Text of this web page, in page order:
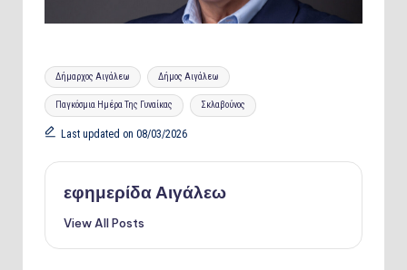
Tags:
Δήμαρχος Αιγάλεω Δήμος Αιγάλεω
Παγκόσμια Ημέρα Της Γυναίκας Σκλαβούνος
Last updated on 08/03/2026
εφημερίδα Αιγάλεω
View All Posts